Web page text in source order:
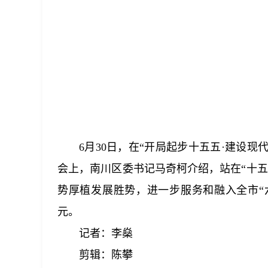
6月30日，在“开局起步十五五·建设
会上，南川区委书记马奇柯介绍，站在“十
势厚植发展胜势，进一步服务和融入全市
元。
记者：李燊
剪辑：陈攀